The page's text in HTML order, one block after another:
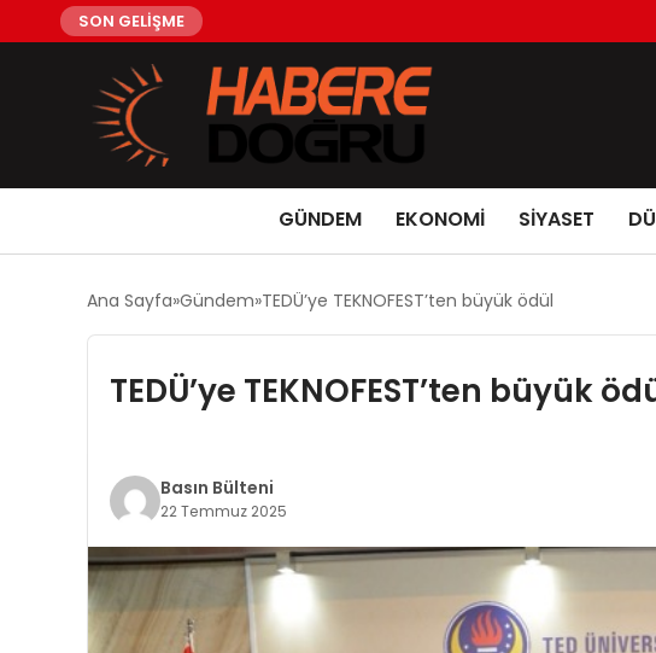
SON GELİŞME
GÜNDEM EKONOMİ SİYASET
Ana Sayfa Gündem TEDÜ’ye TEKNOFEST’ten büyük ödül
TEDÜ’ye TEKNOFEST’ten büyük
Basın Bülteni
22 Temmuz 2025